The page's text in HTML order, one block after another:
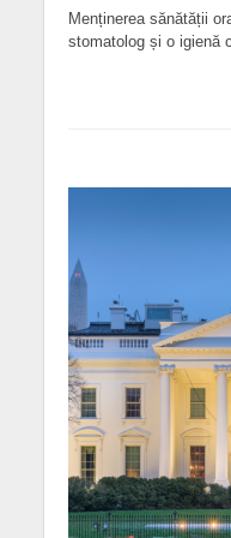
Menținerea sănătății
stomatolog și o igienă